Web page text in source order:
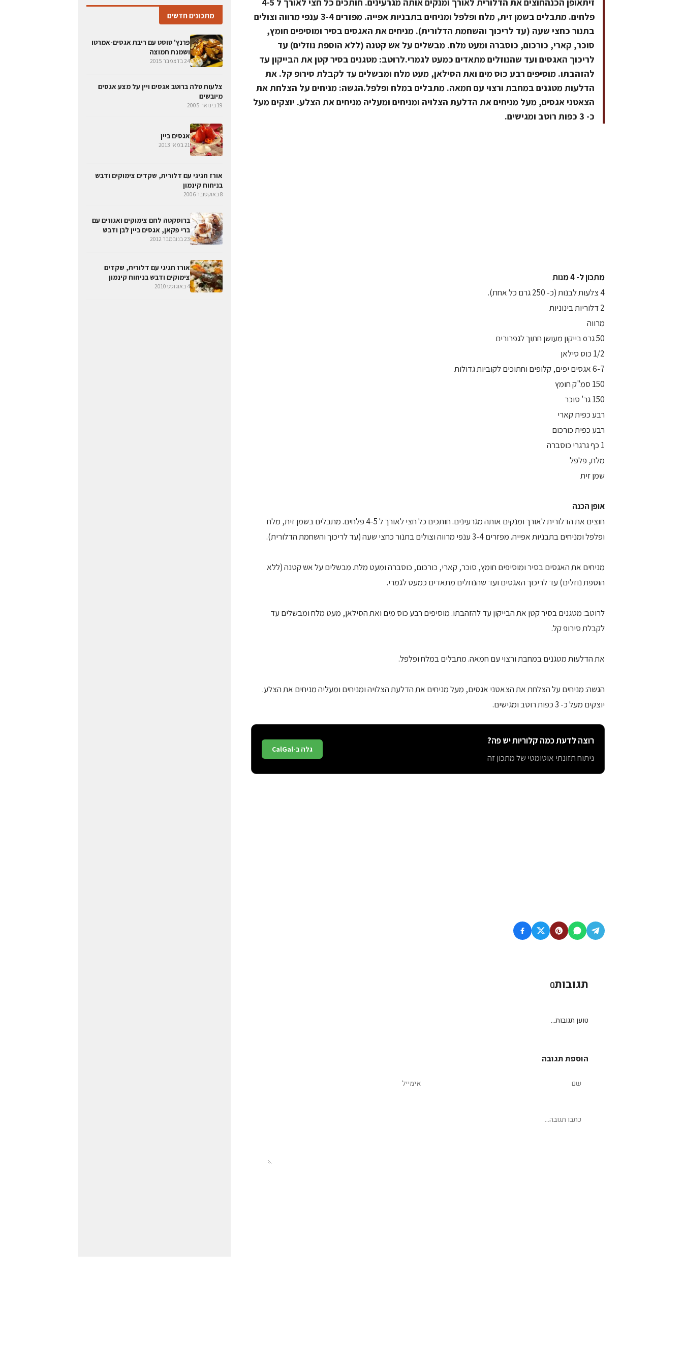
פלחים. מתבלים בשמן זית, מלח ופלפל ומניחים בתבניות אפייה. מפזרים 3-4 ענפי מרווה וצולים
בתנור כחצי שעה (עד לריכוך והשחמת הדלורית). מניחים את האגסים בסיר ומוסיפים חומץ,
סוכר, קארי, כורכום, כוסברה ומעט מלח. מבשלים על אש קטנה (ללא הוספת נוזלים) עד
לריכוך האגסים ועד שהנוזלים מתאדים כמעט לגמרי.לרוטב: מטגנים בסיר קטן את הבייקון עד
להזהבתו. מוסיפים רבע כוס מים ואת הסילאן, מעט מלח ומבשלים עד לקבלת סירופ קל. את
הדלעות מטגנים במחבת ורצוי עם חמאה. מתבלים במלח ופלפל.הגשה: מניחים על הצלחת את
הצאטני אגסים, מעל מניחים את הדלעת הצלויה ומניחים ומעליה מניחים את הצלע. יוצקים מעל
כ- 3 כפות רוטב ומגישים.
מתכון ל- 4 מנות
4 צלעות לבנות (כ- 250 גרם כל אחת).
2 דלוריות בינוניות
מרווה
50 גרo בייקון מעושן חתוך לגפרורים
1/2 כוס סילאן
6-7 אגסים יפים, קלופים וחתוכים לקוביות גדולות
150 סמ"ק חומץ
150 גר' סוכר
רבע כפית קארי
רבע כפית כורכום
1 כף גרגרי כוסברה
מלח, פלפל
שמן זית
אופן הכנה
חוצים את הדלורית לאורך ומנקים אותה מגרעינים. חותכים כל חצי לאורך ל 4-5 פלחים. מתבלים בשמן זית, מלח
ופלפל ומניחים בתבניות אפייה. מפזרים 3-4 ענפי מרווה וצולים בתנור כחצי שעה (עד לריכוך והשחמת הדלורית).
מניחים את האגסים בסיר ומוסיפים חומץ, סוכר, קארי, כורכום, כוסברה ומעט מלח. מבשלים על אש קטנה (ללא
הוספת נוזלים) עד לריכוך האגסים ועד שהנוזלים מתאדים כמעט לגמרי.
לרוטב: מטגנים בסיר קטן את הבייקון עד להזהבתו. מוסיפים רבע כוס מים ואת הסילאן, מעט מלח ומבשלים עד
לקבלת סירופ קל.
את הדלעות מטגנים במחבת ורצוי עם חמאה. מתבלים במלח ופלפל.
הגשה: מניחים על הצלחת את הצאטני אגסים, מעל מניחים את הדלעת הצלויה ומניחים ומעליה מניחים את הצלע.
יוצקים מעל כ- 3 כפות רוטב ומגישים.
רוצה לדעת כמה קלוריות יש פה?
ניתוח תזונתי אוטומטי של מתכון זה
גלה ב-CalGal
תגובות0
טוען תגובות...
הוספת תגובה
מתכונים חדשים
פרנץ' טוסט עם ריבת אגסים-אמרטו
ושמנת חמוצה
24 בדצמבר 2015
צלעות טלה ברוטב אגסים ויין על מצע אגסים
מיובשים
19 בינואר 2005
אגסים ביין
21 במאי 2013
אורז חגיגי עם דלורית, שקדים צימוקים ודבש
בניחוח קינמון
8 באוקטובר 2006
ברוסקטה לחם צימוקים ואגוזים עם
ברי פקאן, אגסים ביין לבן ודבש
23 בנובמבר 2012
אורז חגיגי עם דלורית, שקדים
צימוקים ודבש בניחוח קינמון
4 באוגוסט 2010